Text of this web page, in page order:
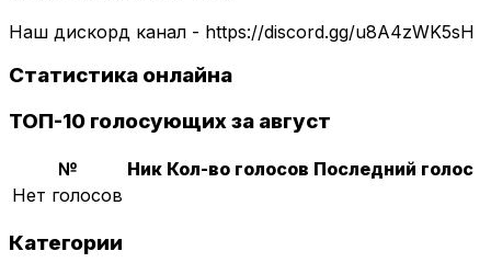
Наш дискорд канал - https://discord.gg/u8A4zWK5sH
Статистика онлайна
ТОП-10 голосующих за август
№ Ник Кол-во голосов Последний голос
Нет голосов
Категории